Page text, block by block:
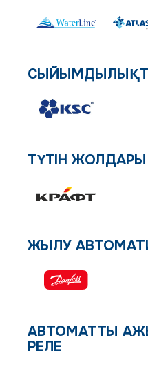
ТҮТІН ЖОЛДАРЫ
ЖЫЛУ
АВТОМАТТЫ
РЕЛЕ